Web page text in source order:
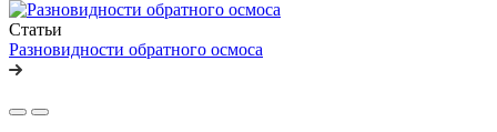
Статьи
Разновидности обратного осмоса